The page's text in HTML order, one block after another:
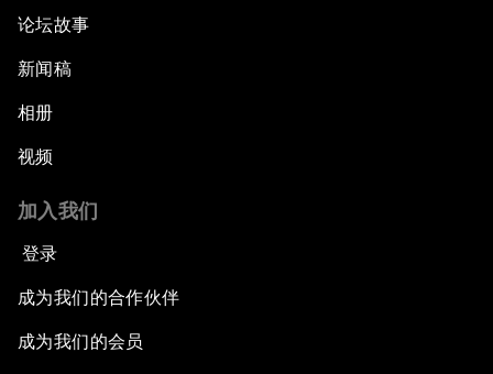
论坛故事
新闻稿
相册
视频
加入我们
登录
成为我们的合作伙伴
成为我们的会员